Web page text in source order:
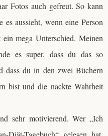
Fotos auch gefreut. So kann
aussieht, wenn eine Person
mega Unterschied. Meinen
es super, dass du das so
dass du in den zwei Büchern
bist und die nackte Wahrheit
sehr motivierend. Wer „Ich